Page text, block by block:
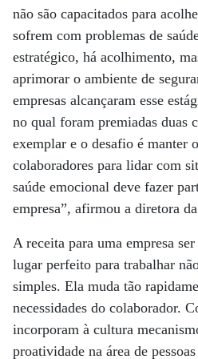
não são capacitados para
sofrem com problemas de
estratégico, há acolhimento,
aprimorar o ambiente de
empresas alcançaram esse
no qual foram premiadas duas
exemplar e o desafio é manter
colaboradores para lidar com
saúde emocional deve fazer
empresa”, afirmou a diretora
A receita para uma empresa
lugar perfeito para trabalhar
simples. Ela muda tão
necessidades do colaborador.
incorporam à cultura
proatividade na área de